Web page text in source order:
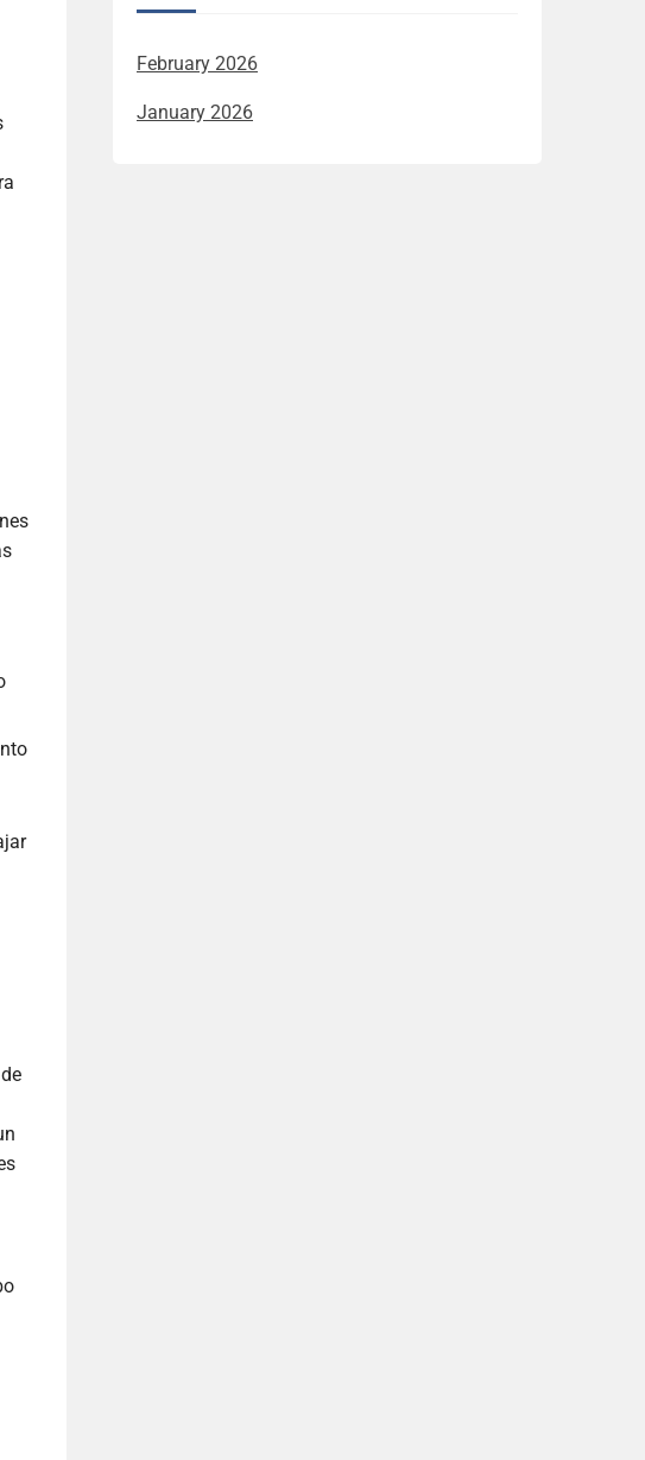
February 2026
January 2026